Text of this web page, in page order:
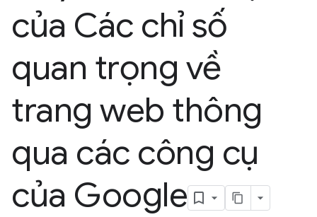
của Các chỉ số
quan trọng về
trang web thông
qua các công cụ
của Google